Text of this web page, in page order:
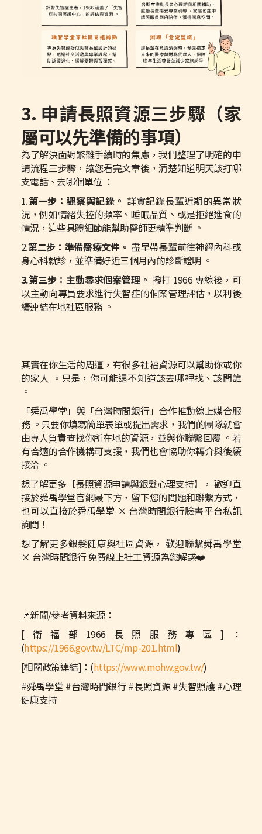
3. 申請長照資源三步驟（家
屬可以先準備的事項）
為了解決面對繁雜手續時的焦慮，我們整理了明確的申
請流程三步驟，讓您看完文章後，清楚知道明天該打哪
支電話、去哪個單位 ：
1.第一步：觀察與記錄。 詳實記錄長輩近期的異常狀
況，例如情緒失控的頻率、睡眠品質、或是拒絕進食的
情況，這些具體細節能幫助醫師更精準判斷 。
2.第二步：準備醫療文件。 盡早帶長輩前往神經內科或
身心科就診，並準備好近三個月內的診斷證明 。
3.第三步：主動尋求個案管理。 撥打 1966 專線後，可
以主動向專員要求進行失智症的個案管理評估，以利後
續連結在地社區服務 。
其實在你生活的周遭，有很多社福資源可以幫助你或你
的家人 。只是，你可能還不知道該去哪裡找、該問誰
。
「舜禹學堂」與「台灣時間銀行」合作推動線上媒合服
務 。只要你填寫簡單表單或提出需求，我們的團隊就會
由專人負責查找你所在地的資源，並與你聯繫回覆 。若
有合適的合作機構可支援，我們也會協助你轉介與後續
接洽 。
想了解更多【長照資源申請與銀髮心理支持】， 歡迎直
接於舜禹學堂官網最下方，留下您的問題和聯繫方式，
也可以直接於舜禹學堂 × 台灣時間銀行臉書平台私訊
詢問！
想了解更多銀髮健康與社區資源， 歡迎聯繫舜禹學堂
× 台灣時間銀行 免費線上社工資源為您解惑❤️
📌新聞/參考資料來源：
[衛福部1966長照服務專區]：
(https://1966.gov.tw/LTC/mp-201.html)
[相關政策連結]：(https://www.mohw.gov.tw/)
#舜禹學堂 #台灣時間銀行 #長照資源 #失智照護 #心理
健康支持